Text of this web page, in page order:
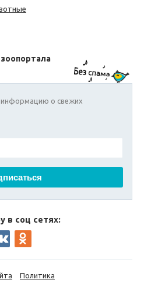
о свежих
в соц сетях:
Политика